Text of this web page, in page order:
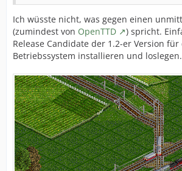
Ich wüsste nicht, was gegen einen
(zumindest von OpenTTD
) spricht.
Release Candidate der 1.2-er Version für
Betriebssystem installieren und loslegen.